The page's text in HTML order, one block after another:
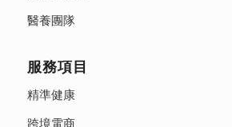
醫養團隊
服務項目
精準健康
跨境電商